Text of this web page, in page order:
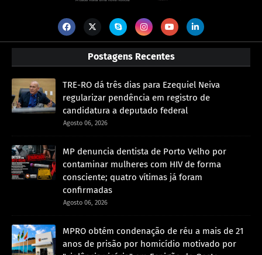
Postagens Recentes
TRE-RO dá três dias para Ezequiel Neiva
regularizar pendência em registro de
candidatura a deputado federal
Agosto 06, 2026
MP denuncia dentista de Porto Velho por
contaminar mulheres com HIV de forma
consciente; quatro vítimas já foram
confirmadas
Agosto 06, 2026
MPRO obtém condenação de réu a mais de 21
anos de prisão por homicídio motivado por